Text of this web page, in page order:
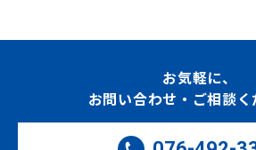
お気軽に、
お問い合わせ・ご相談く